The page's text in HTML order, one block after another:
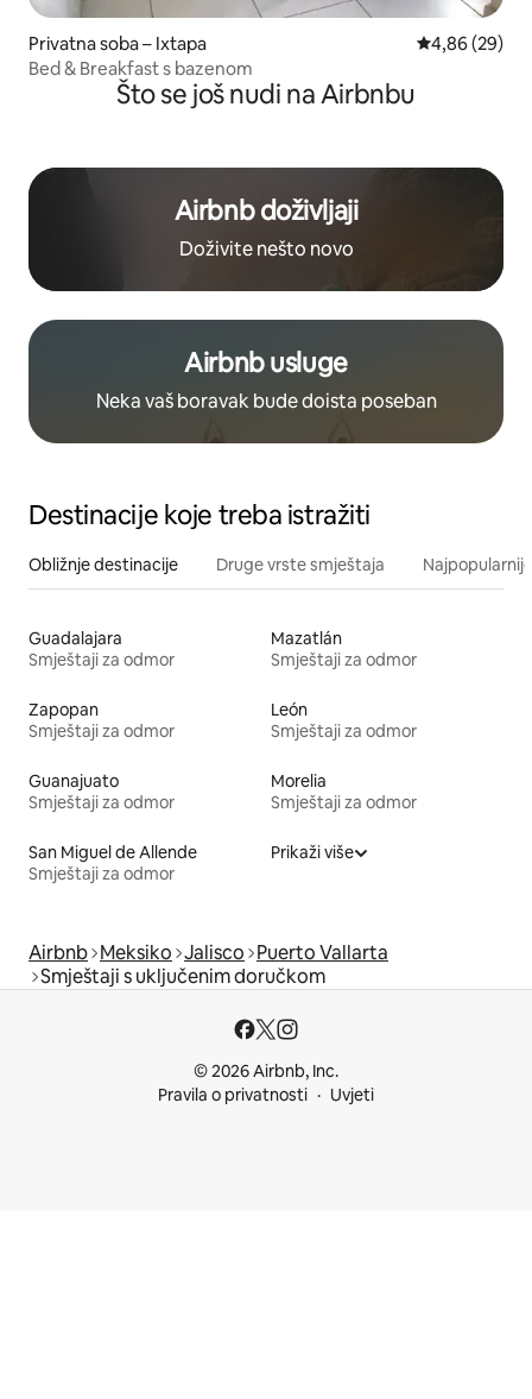
Privatna soba – Ixtapa Prosječna
4,86 (29)
Bed & Breakfast s bazenom
Što se još nudi na Airbnbu
Airbnb doživljaji
Doživite nešto novo
Airbnb usluge
Neka vaš boravak bude doista poseban
Destinacije koje treba istražiti
Obližnje destinacije Druge vrste smještaja
Guadalajara
Smještaji za odmor
Mazatlán
Smještaji za odmor
Zapopan
Smještaji za odmor
León
Smještaji za odmor
Guanajuato
Smještaji za odmor
Morelia
Smještaji za odmor
San Miguel de Allende
Smještaji za odmor
Prikaži više
Airbnb Meksiko Jalisco Puerto Vallarta
Smještaji s uključenim doručkom
© 2026 Airbnb, Inc.
Pravila o privatnosti
Uvjeti